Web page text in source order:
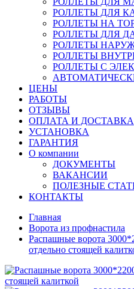
РОЛЛЕТЫ ДЛЯ
РОЛЛЕТЫ НА
РОЛЛЕТЫ ДЛЯ
РОЛЛЕТЫ
РОЛЛЕТЫ
РОЛЛЕТЫ С
ЦЕНЫ
РАБОТЫ
ОТЗЫВЫ
ОПЛАТА И ДОСТАВКА
УСТАНОВКА
ГАРАНТИЯ
О компании
ДОКУМЕНТЫ
ВАКАНСИИ
ПОЛЕЗНЫЕ
КОНТАКТЫ
Главная
Ворота из профнастила
Распашные ворота
отдельно стоящей